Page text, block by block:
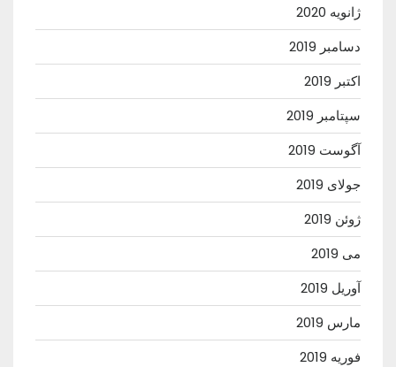
ژانویه 2020
دسامبر 2019
اکتبر 2019
سپتامبر 2019
آگوست 2019
جولای 2019
ژوئن 2019
می 2019
آوریل 2019
مارس 2019
فوریه 2019